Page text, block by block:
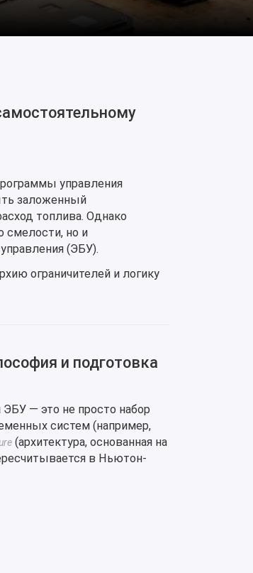
управления
заложенный
топлива. Однако
смелости, но и
(ЭБУ).
ограничителей и логику
и подготовка
— это не просто набор
систем (например,
(архитектура, основанная на
в Ньютон-